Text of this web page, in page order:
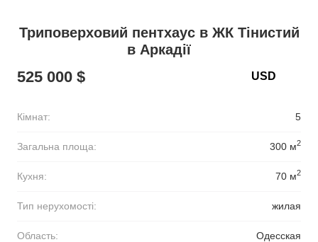
Триповерховий пентхаус в ЖК Тінистий
в Аркадії
525 000 $
Кімнат: 5
Загальна площа: 300 м2
Кухня: 70 м2
Тип нерухомості: жилая
Область: Одесская